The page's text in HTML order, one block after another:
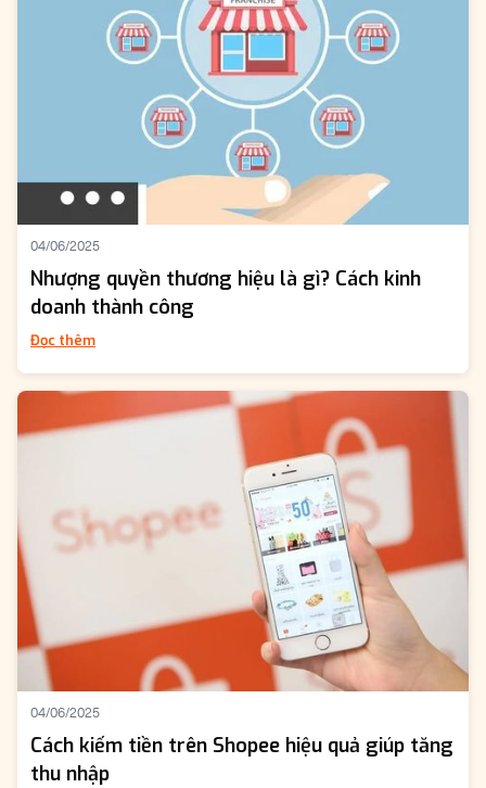
04/06/2025
Nhượng quyền thương hiệu là gì? Cách kinh
doanh thành công
Đọc thêm
04/06/2025
Cách kiếm tiền trên Shopee hiệu quả giúp tăng
thu nhập